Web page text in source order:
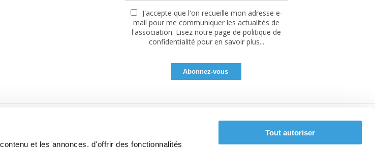
et les annonces, d'offrir des fonctionnalités
Tout autoriser
J'accepte que l'on recueille mon adresse e-
mail pour me communiquer les actualités de
l'association. Lisez notre page de politique de
confidentialité pour en savoir plus...